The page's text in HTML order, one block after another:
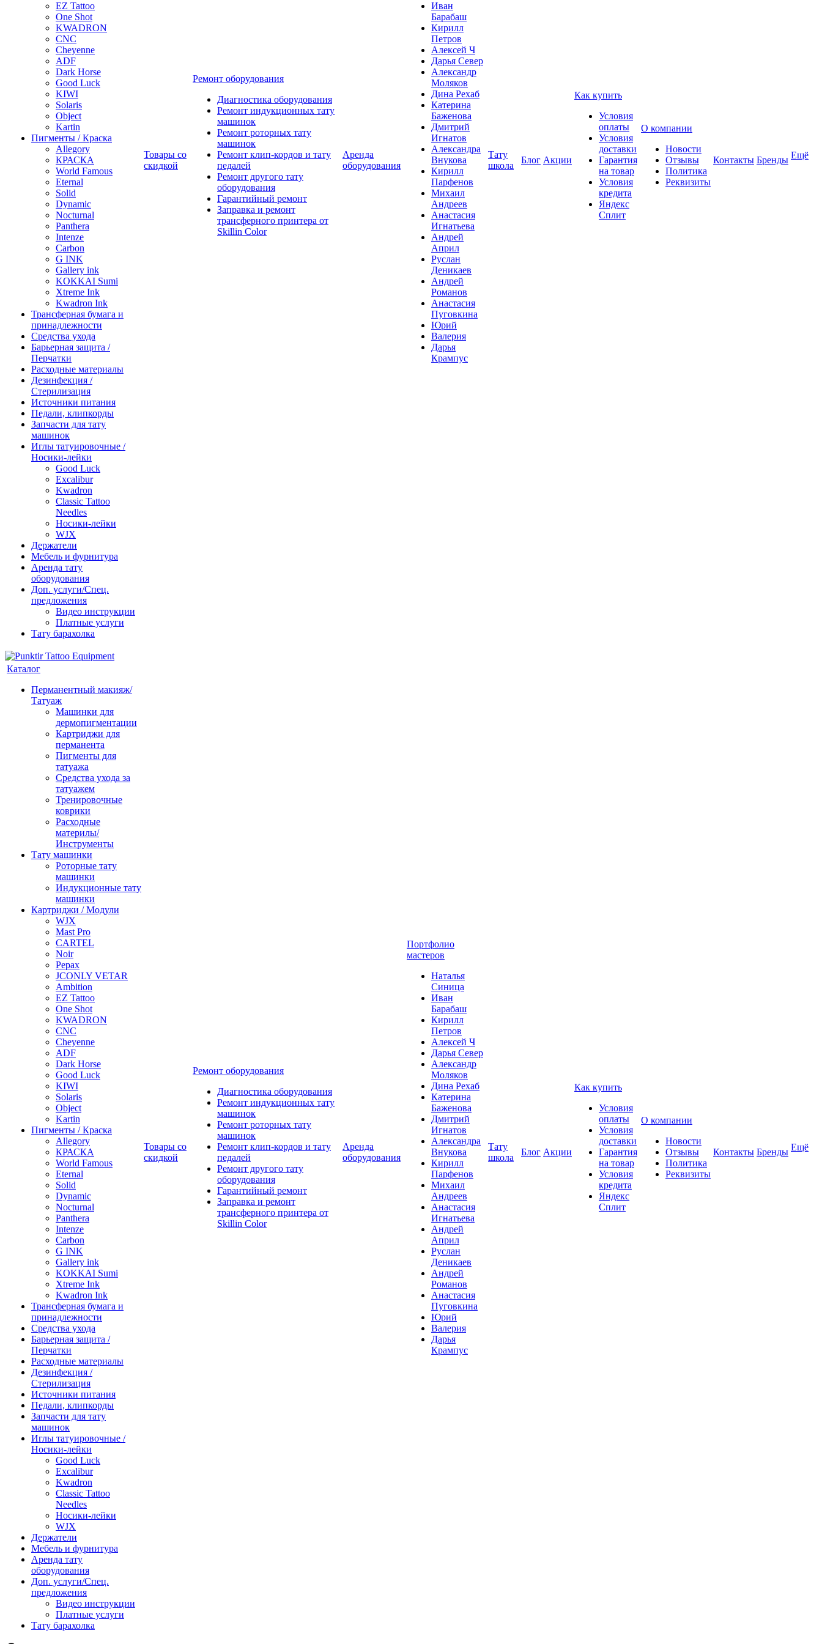
EZ Tattoo
One Shot
KWADRON
CNC
Cheyenne
ADF
Dark Horse
Good Luck
KIWI
Solaris
Object
Kartin
Пигменты / Краска
Allegory
КРАСКА
World Famous
Eternal
Solid
Dynamic
Nocturnal
Panthera
Intenze
Carbon
G INK
Gallery ink
KOKKAI Sumi
Xtreme Ink
Kwadron Ink
Трансферная бумага и
принадлежности
Средства ухода
Барьерная защита /
Перчатки
Расходные материалы
Дезинфекция /
Стерилизация
Источники питания
Педали, клипкорды
Запчасти для тату
машинок
Иглы татуировочные /
Носики-лейки
Good Luck
Excalibur
Kwadron
Classic Tattoo
Needles
Носики-лейки
WJX
Держатели
Мебель и фурнитура
Аренда тату
оборудования
Доп. услуги/Спец.
предложения
Видео инструкции
Платные услуги
Тату барахолка
Товары со
скидкой
Ремонт оборудования
Диагностика оборудования
Ремонт индукционных тату
машинок
Ремонт роторных тату
машинок
Ремонт клип-кордов и тату
педалей
Ремонт другого тату
оборудования
Гарантийный ремонт
Заправка и ремонт
трансферного принтера от
Skillin Color
Аренда
оборудования
Иван
Барабаш
Кирилл
Петров
Алексей Ч
Дарья Север
Александр
Моляков
Дина Рехаб
Катерина
Баженова
Дмитрий
Игнатов
Александра
Внукова
Кирилл
Парфенов
Михаил
Андреев
Анастасия
Игнатьева
Андрей
Април
Руслан
Деникаев
Андрей
Романов
Анастасия
Пуговкина
Юрий
Валерия
Дарья
Крампус
Тату
школа
Блог Акции
Как купить
Условия
оплаты
Условия
доставки
Гарантия
на товар
Условия
кредита
Яндекс
Сплит
О компании
Новости
Отзывы
Политика
Реквизиты
Контакты Бренды Ещё
Каталог
Перманентный макияж/
Татуаж
Машинки для
дермопигментации
Картриджи для
перманента
Пигменты для
татуажа
Средства ухода за
татуажем
Тренировочные
коврики
Расходные
материлы/
Инструменты
Тату машинки
Роторные тату
машинки
Индукционные тату
машинки
Картриджи / Модули
WJX
Mast Pro
CARTEL
Noir
Pepax
JCONLY VETAR
Ambition
EZ Tattoo
One Shot
KWADRON
CNC
Cheyenne
ADF
Dark Horse
Good Luck
KIWI
Solaris
Object
Kartin
Пигменты / Краска
Allegory
КРАСКА
World Famous
Eternal
Solid
Dynamic
Nocturnal
Panthera
Intenze
Carbon
G INK
Gallery ink
KOKKAI Sumi
Xtreme Ink
Kwadron Ink
Трансферная бумага и
принадлежности
Средства ухода
Барьерная защита /
Перчатки
Расходные материалы
Дезинфекция /
Стерилизация
Источники питания
Педали, клипкорды
Запчасти для тату
машинок
Иглы татуировочные /
Носики-лейки
Good Luck
Excalibur
Kwadron
Classic Tattoo
Needles
Носики-лейки
WJX
Держатели
Мебель и фурнитура
Аренда тату
оборудования
Доп. услуги/Спец.
предложения
Видео инструкции
Платные услуги
Тату барахолка
Товары со
скидкой
Ремонт оборудования
Диагностика оборудования
Ремонт индукционных тату
машинок
Ремонт роторных тату
машинок
Ремонт клип-кордов и тату
педалей
Ремонт другого тату
оборудования
Гарантийный ремонт
Заправка и ремонт
трансферного принтера от
Skillin Color
Аренда
оборудования
Портфолио
мастеров
Наталья
Синица
Иван
Барабаш
Кирилл
Петров
Алексей Ч
Дарья Север
Александр
Моляков
Дина Рехаб
Катерина
Баженова
Дмитрий
Игнатов
Александра
Внукова
Кирилл
Парфенов
Михаил
Андреев
Анастасия
Игнатьева
Андрей
Април
Руслан
Деникаев
Андрей
Романов
Анастасия
Пуговкина
Юрий
Валерия
Дарья
Крампус
Тату
школа
Блог Акции
Как купить
Условия
оплаты
Условия
доставки
Гарантия
на товар
Условия
кредита
Яндекс
Сплит
О компании
Новости
Отзывы
Политика
Реквизиты
Контакты Бренды Ещё